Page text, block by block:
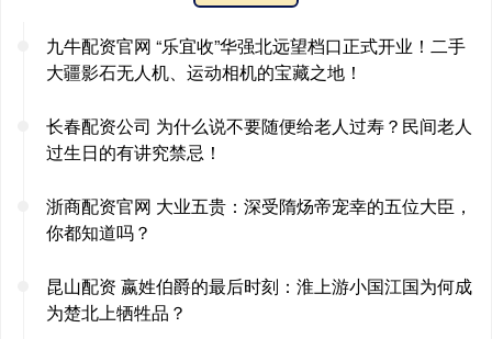
九牛配资官网 “乐宜收”华强北远望档口正式开业！二手
大疆影石无人机、运动相机的宝藏之地！
长春配资公司 为什么说不要随便给老人过寿？民间老人
过生日的有讲究禁忌！
浙商配资官网 大业五贵：深受隋炀帝宠幸的五位大臣，
你都知道吗？
昆山配资 嬴姓伯爵的最后时刻：淮上游小国江国为何成
为楚北上牺牲品？